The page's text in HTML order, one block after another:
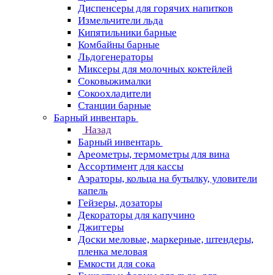
Диспенсеры для горячих напитков
Измельчители льда
Кипятильники барные
Комбайны барные
Льдогенераторы
Миксеры для молочных коктейлей
Соковыжималки
Сокоохладители
Станции барные
Барный инвентарь
Назад
Барный инвентарь
Ареометры, термометры для вина
Ассортимент для кассы
Аэраторы, кольца на бутылку, уловители
капель
Гейзеры, дозаторы
Декораторы для капучино
Джиггеры
Доски меловые, маркерные, штендеры,
пленка меловая
Емкости для сока